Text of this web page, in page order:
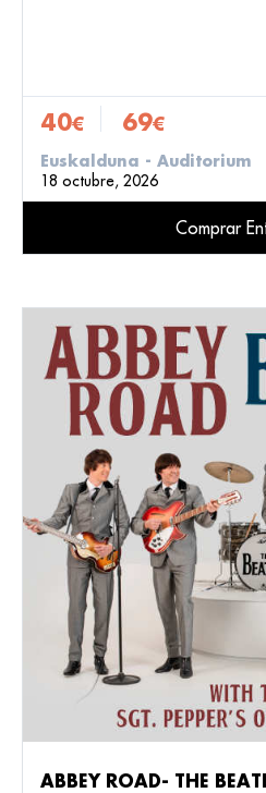
40€ 69€
Euskalduna - Auditorium
18 octubre, 2026
Comprar
ABBEY ROAD- THE